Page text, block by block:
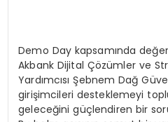
Demo Day kapsamında
Akbank Dijital Çözümler ve
Yardımcısı Şebnem Dağ
girişimcileri desteklemeyi
geleceğini güçlendiren bir